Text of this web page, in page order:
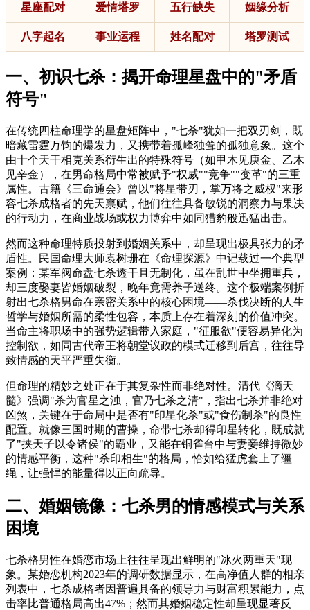
星座配对 爱情塔罗 五行缺失 姻缘分析
八字起名 事业运程 姓名配对 塔罗测试
一、初识七杀：揭开命理星盘中的"矛盾
符号"
在传统四柱命理学的星盘矩阵中，"七杀"犹如一把双刃剑，既
暗藏雷霆万钧的爆发力，又携带着孤峰独耸的孤独意象。这个
由十个天干相克关系衍生出的特殊符号（如甲木见庚金、乙木
见辛金），在男命格局中常被赋予"权威""竞争""变革"的三重
属性。古籍《三命通会》曾以"将星带刃，掌万将之威权"来形
容七杀成格者的先天禀赋，他们往往具备敏锐的洞察力与果决
的行动力，在商业战场或权力博弈中如同猎豹般迅猛出击。
然而这种命理特质投射到婚姻关系中，却呈现出极具张力的矛
盾性。民国命理大师袁树珊在《命理探源》中记载过一个典型
案例：某军阀命盘七杀透干且无制化，虽在乱世中坐拥重兵，
却三度娶妻皆婚姻破裂，晚年竟需养子送终。这个极端案例折
射出七杀格男命在亲密关系中的核心困境——杀伐决断的人生
哲学与婚姻所需的柔性包容，本质上存在着深刻的价值冲突。
当命主将职场中的强势逻辑带入家庭，"征服欲"便容易异化为
控制欲，如同古代帝王将朝堂议政的模式迁移到后宫，往往导
致情感的天平严重失衡。
但命理的精妙之处正在于其复杂性而非绝对性。清代《滴天
髓》强调"杀为官星之浊，官乃七杀之清"，指出七杀并非绝对
凶煞，关键在于命局中是否有"印星化杀"或"食伤制杀"的良性
配置。就像三国时期的曹操，命带七杀却得印星转化，既成就
了"挟天子以令诸侯"的霸业，又能在铜雀台中与妻妾维持微妙
的情感平衡，这种"杀印相生"的格局，恰如给猛虎套上了缰
绳，让强悍的能量得以正向疏导。
二、婚姻镜像：七杀男的情感模式与关系
困境
七杀格男性在婚恋市场上往往呈现出鲜明的"冰火两重天"现
象。某婚恋机构2023年的调研数据显示，在高净值人群的相亲
列表中，七杀成格者因普遍具备的领导力与财富积累能力，点
击率比普通格局高出47%；然而其婚姻稳定性却呈现显著反